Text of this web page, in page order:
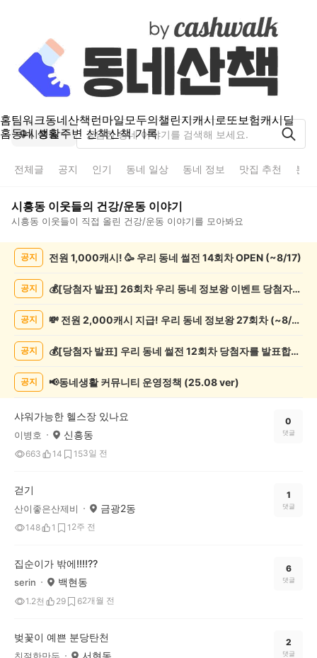
홈팀워크동네산책런마일모두의챌린지캐시로또보험캐시딜
홈동네 생활주변 산책산책 기록
시흥동
전체글 공지 인기 동네 일상 동네 정보 맛집 추천 분
시흥동 이웃들의 건강/운동 이야기
시흥동 이웃들이 직접 올린 건강/운동 이야기를 모아봐요
록
공지 전원 1,000캐시! 🥳 우리 동네 썰전 14회차 OPEN (~8/17)
공지 💰[당첨자 발표] 26회차 우리 동네 정보왕 이벤트 당첨자를 발표합니다!
공지 💸 전원 2,000캐시 지급! 우리 동네 정보왕 27회차 (~8/10)
공지 💰[당첨자 발표] 우리 동네 썰전 12회차 당첨자를 발표합니다!
공지 📢동네생활 커뮤니티 운영정책 (25.08 ver)
샤워가능한 헬스장 있나요
이병호 신흥동
663 14 153일 전
0
댓글
걷기
산이좋은산제비 금광2동
148 1 1 2주 전
1
댓글
집순이가 밖에!!!!??
serin 백현동
1.2천 29 62개월 전
6
댓글
벚꽃이 예쁜 분당탄천
친절한만두 서현동
2
댓글